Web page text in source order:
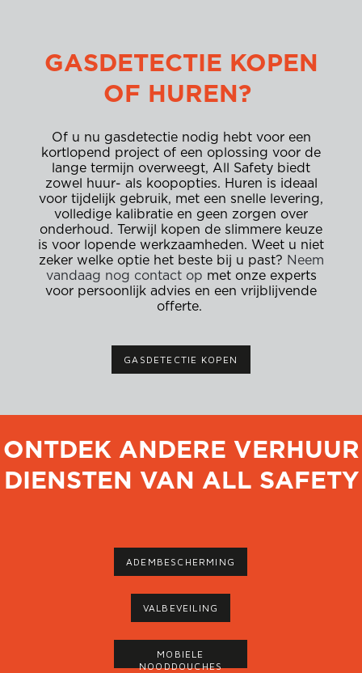
GASDETECTIE KOPEN
OF HUREN?
Of u nu gasdetectie nodig hebt voor een
kortlopend project of een oplossing voor de
lange termijn overweegt, All Safety biedt
zowel huur- als koopopties. Huren is ideaal
voor tijdelijk gebruik, met een snelle levering,
volledige kalibratie en geen zorgen over
onderhoud. Terwijl kopen de slimmere keuze
is voor lopende werkzaamheden. Weet u niet
zeker welke optie het beste bij u past? Neem
vandaag nog contact op met onze experts
voor persoonlijk advies en een vrijblijvende
offerte.
GASDETECTIE KOPEN
ONTDEK ANDERE VERHUUR
DIENSTEN VAN ALL SAFETY
ADEMBESCHERMING
VALBEVEILING
MOBIELE
NOODDOUCHES